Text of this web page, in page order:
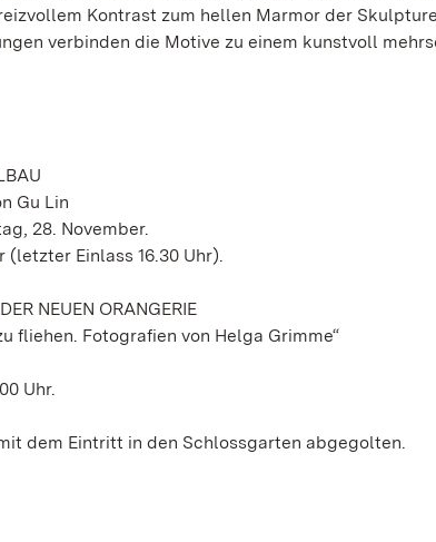
Kontrast zum hellen Marmor der
verbinden die Motive zu einem kunstvoll
Gu Lin
28. November.
(letzter Einlass 16.30 Uhr).
NEUEN ORANGERIE
fliehen. Fotografien von Helga Grimme“
Uhr.
dem Eintritt in den Schlossgarten abgegolten.